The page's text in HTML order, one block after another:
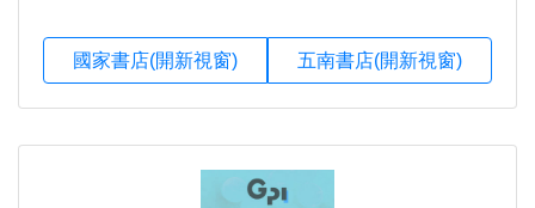
國家書店(開新視窗) 五南書店(開新視窗)